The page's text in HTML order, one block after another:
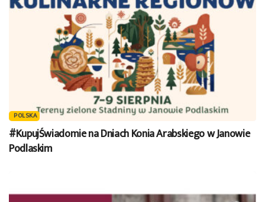
POLSKA
#KupujŚwiadomie na Dniach Konia Arabskiego w Janowie
Podlaskim